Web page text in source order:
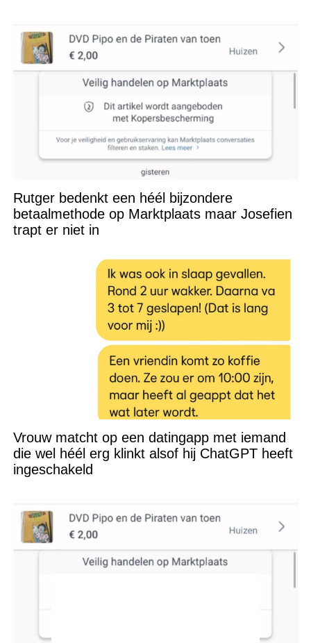
Rutger bedenkt een héél bijzondere
betaalmethode op Marktplaats maar Josefien
trapt er niet in
Vrouw matcht op een datingapp met iemand
die wel héél erg klinkt alsof hij ChatGPT heeft
ingeschakeld